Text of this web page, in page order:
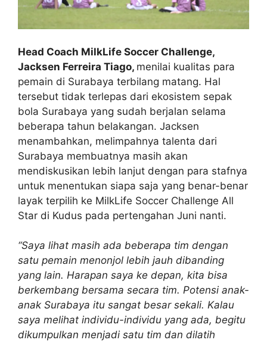
Head Coach MilkLife Soccer Challenge,
Jacksen Ferreira Tiago, menilai kualitas para
pemain di Surabaya terbilang matang. Hal
tersebut tidak terlepas dari ekosistem sepak
bola Surabaya yang sudah berjalan selama
beberapa tahun belakangan. Jacksen
menambahkan, melimpahnya talenta dari
Surabaya membuatnya masih akan
mendiskusikan lebih lanjut dengan para stafnya
untuk menentukan siapa saja yang benar-benar
layak terpilih ke MilkLife Soccer Challenge All
Star di Kudus pada pertengahan Juni nanti.
“Saya lihat masih ada beberapa tim dengan
satu pemain menonjol lebih jauh dibanding
yang lain. Harapan saya ke depan, kita bisa
berkembang bersama secara tim. Potensi anak-
anak Surabaya itu sangat besar sekali. Kalau
saya melihat individu-individu yang ada, begitu
dikumpulkan menjadi satu tim dan dilatih